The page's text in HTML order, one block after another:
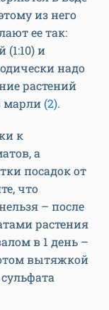
из него
ее так:
(1:10) и
надо
растений
марли (2).
к
а
посадок от
что
– после
растения
в 1 день –
вытяжкой